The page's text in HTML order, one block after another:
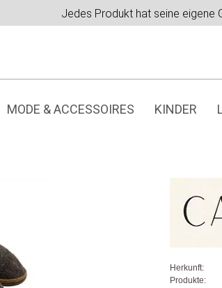
Jedes Produkt hat seine eigene
MODE & ACCESSOIRES KINDER
Herkunft:
Produkte: